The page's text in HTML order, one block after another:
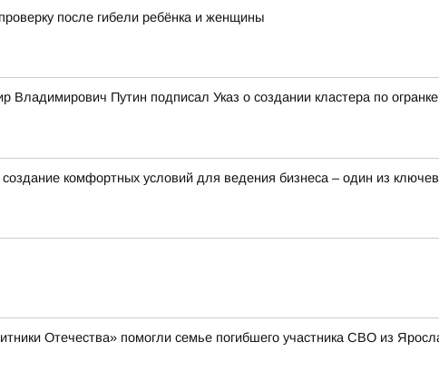
после гибели ребёнка и женщины
Путин подписал Указ о создании кластера по
комфортных условий для ведения бизнеса – один из
Отечества» помогли семье погибшего участника СВО из